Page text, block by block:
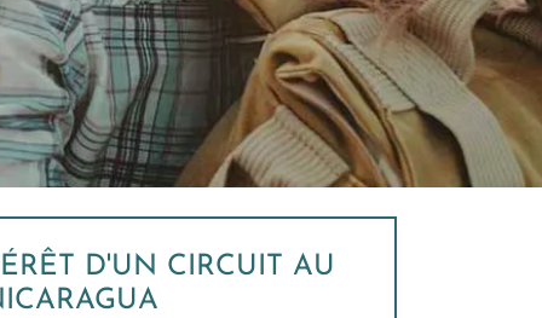
D'UN CIRCUIT AU